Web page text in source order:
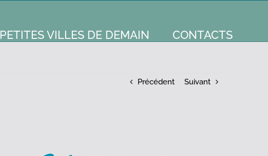
PETITES VILLES DE DEMAIN CONTACTS
Précédent Suivant